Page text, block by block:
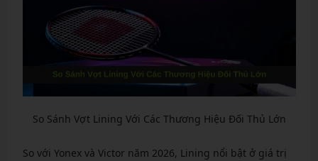
So Sánh Vợt Lining Với Các Thương Hiệu Đối Thủ Lớn
So với Yonex và Victor năm 2026, Lining nổi bật ở giá trị